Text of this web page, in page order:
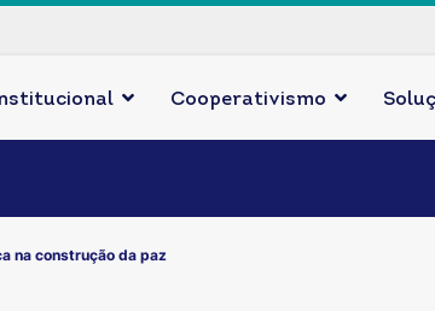
Cooperativismo
na construção da paz